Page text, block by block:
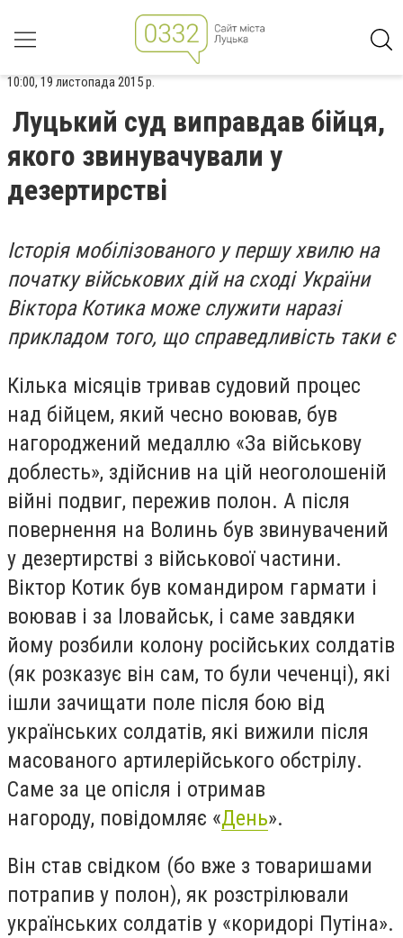
10:00, 19 листопада 2015 р.
Луцький суд виправдав бійця,
якого звинувачували у
дезертирстві
Історія мобілізованого у першу хвилю на
початку військових дій на сході України
Віктора Котика може служити наразі
прикладом того, що справедливість таки є
Кілька місяців тривав судовий процес
над бійцем, який чесно воював, був
нагороджений медаллю «За військову
доблесть», здійснив на цій неоголошеній
війні подвиг, пережив полон. А після
повернення на Волинь був звинувачений
у дезертирстві з військової частини.
Віктор Котик був командиром гармати і
воював і за Іловайськ, і саме завдяки
йому розбили колону російських солдатів
(як розказує він сам, то були чеченці), які
ішли зачищати поле після бою від
українських солдатів, які вижили після
масованого артилерійського обстрілу.
Саме за це опісля і отримав
нагороду, повідомляє «День».
Він став свідком (бо вже з товаришами
потрапив у полон), як розстрілювали
українських солдатів у «коридорі Путіна».